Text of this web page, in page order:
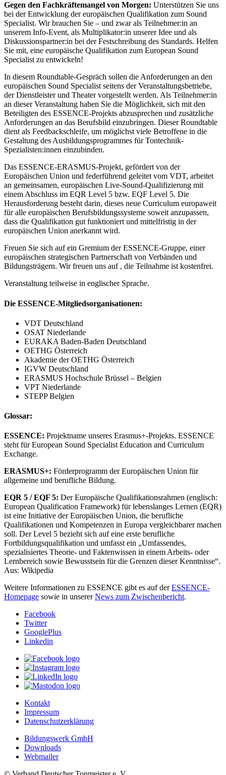
Gegen den Fachkräftemangel von Morgen: Unterstützen Sie uns
bei der Entwicklung der europäischen Qualifikation zum Sound
Specialist. Wir brauchen Sie – und zwar als Teilnehmer:in an
unserem Info-Event, als Multiplikator:in unserer Idee und als
Diskussionspartner:in bei der Festschreibung des Standards. Helfen
Sie mit, eine europäische Qualifikation zum European Sound
Specialist zu entwickeln!
In diesem Roundtable-Gespräch sollen die Anforderungen an den
europäischen Sound Specialist seitens der Veranstaltungsbetriebe,
der Dienstleister und Theater vorgestellt werden. Als Teilnehmer:in
an dieser Veranstaltung haben Sie die Möglichkeit, sich mit den
Beteiligten des ESSENCE-Projekts abzusprechen und zusätzliche
Anforderungen an das Berufsbild einzubringen. Dieser Roundtable
dient als Feedbackschleife, um möglichst viele Betroffene in die
Gestaltung des Ausbildungsprogrammes für Tontechnik-
Spezialisten:innen einzubinden.
Das ESSENCE-ERASMUS-Projekt, gefördert von der
Europäischen Union und federführend geleitet vom VDT, arbeitet
an gemeinsamen, europäischen Live-Sound-Qualifizierung mit
einem Abschluss im EQR Level 5 bzw. EQF Level 5. Die
Herausforderung besteht darin, dieses neue Curriculum europaweit
für alle europäischen Berufsbildungssysteme soweit anzupassen,
dass die Qualifikation gut funktioniert und mittelfristig in der
europäischen Union anerkannt wird.
Freuen Sie sich auf ein Gremium der ESSENCE-Gruppe, einer
europäischen strategischen Partnerschaft von Verbänden und
Bildungsträgern. Wir freuen uns auf , die Teilnahme ist kostenfrei.
Veranstaltung teilweise in englischer Sprache.
Die ESSENCE-Mitgliedsorganisationen:
VDT Deutschland
OSAT Niederlande
EURAKA Baden-Baden Deutschland
OETHG Österreich
Akademie der OETHG Österreich
IGVW Deutschland
ERASMUS Hochschule Brüssel – Belgien
VPT Niederlande
STEPP Belgien
Glossar:
ESSENCE: Projektname unseres Erasmus+-Projekts. ESSENCE
steht für European Sound Specialist Education and Curriculum
Exchange.
ERASMUS+: Förderprogramm der Europäischen Union für
allgemeine und berufliche Bildung.
EQR 5 / EQF 5: Der Europäische Qualifikationsrahmen (englisch:
European Qualification Framework) für lebenslanges Lernen (EQR)
ist eine Initiative der Europäischen Union, die berufliche
Qualifikationen und Kompetenzen in Europa vergleichbarer machen
soll. Der Level 5 bezieht sich auf eine erste berufliche
Fortbildungsqualifikation und umfasst ein „Umfassendes,
spezialisiertes Theorie- und Faktenwissen in einem Arbeits- oder
Lernbereich sowie Bewusstsein für die Grenzen dieser Kenntnisse“.
Aus: Wikipedia
Weitere Informationen zu ESSENCE gibt es auf derESSENCE-
Homepage sowie in unsererNews zum Zwischenbericht.
Facebook
Twitter
GooglePlus
Linkedin
Kontakt
Impressum
Datenschutzerklärung
Bildungswerk GmbH
Downloads
Webmailer